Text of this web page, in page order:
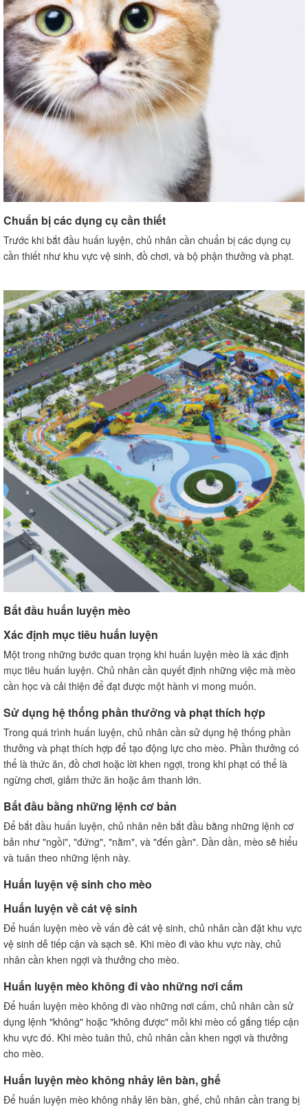
Chuẩn bị các dụng cụ cần thiết
Trước khi bắt đầu huấn luyện, chủ nhân cần chuẩn bị các dụng cụ
cần thiết như khu vực vệ sinh, đồ chơi, và bộ phận thưởng và phạt.
Bắt đầu huấn luyện mèo
Xác định mục tiêu huấn luyện
Một trong những bước quan trọng khi huấn luyện mèo là xác định
mục tiêu huấn luyện. Chủ nhân cần quyết định những việc mà mèo
cần học và cải thiện để đạt được một hành vi mong muốn.
Sử dụng hệ thống phần thưởng và phạt thích hợp
Trong quá trình huấn luyện, chủ nhân cần sử dụng hệ thống phần
thưởng và phạt thích hợp để tạo động lực cho mèo. Phần thưởng có
thể là thức ăn, đồ chơi hoặc lời khen ngợi, trong khi phạt có thể là
ngừng chơi, giảm thức ăn hoặc âm thanh lớn.
Bắt đầu bằng những lệnh cơ bản
Để bắt đầu huấn luyện, chủ nhân nên bắt đầu bằng những lệnh cơ
bản như "ngồi", "đứng", "nằm", và "đến gần". Dần dần, mèo sẽ hiểu
và tuân theo những lệnh này.
Huấn luyện vệ sinh cho mèo
Huấn luyện về cát vệ sinh
Để huấn luyện mèo về vấn đề cát vệ sinh, chủ nhân cần đặt khu vực
vệ sinh dễ tiếp cận và sạch sẽ. Khi mèo đi vào khu vực này, chủ
nhân cần khen ngợi và thưởng cho mèo.
Huấn luyện mèo không đi vào những nơi cấm
Để huấn luyện mèo không đi vào những nơi cấm, chủ nhân cần sử
dụng lệnh "không" hoặc "không được" mỗi khi mèo cố gắng tiếp cận
khu vực đó. Khi mèo tuân thủ, chủ nhân cần khen ngợi và thưởng
cho mèo.
Huấn luyện mèo không nhảy lên bàn, ghế
Để huấn luyện mèo không nhảy lên bàn, ghế, chủ nhân cần trang bị